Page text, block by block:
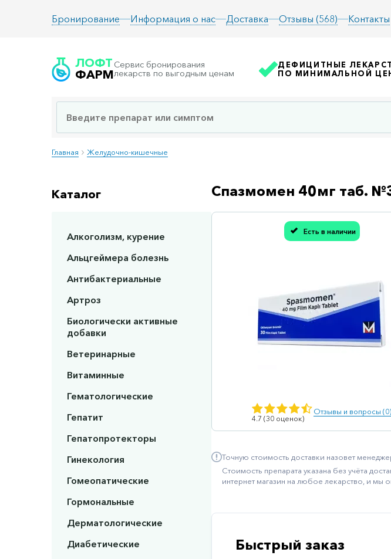
Бронирование Информация о нас Доставка Отзывы (568) Контакты
ЛОФТ
ФАРМ
Сервис бронирования
лекарств по выгодным ценам
ДЕФИЦИТНЫЕ
ПО МИНИМАЛЬНОЙ
Главная Желудочно-кишечные
Каталог
Алкоголизм, курение
Альцгеймера болезнь
Антибактериальные
Артроз
Биологически активные
добавки
Ветеринарные
Витаминные
Гематологические
Гепатит
Гепатопротекторы
Гинекология
Гомеопатические
Гормональные
Дерматологические
Диабетические
Спазмомен 40мг таб.
Есть в наличии
4.7 (30 оценок)
Отзывы и вопросы (0)
Спасибо, мы учли Вашу оценку!
Точную стоимость доставки назовет
Стоимость препарата указана без учёта
интернет магазин на любое лекарство, и мы
Быстрый заказ